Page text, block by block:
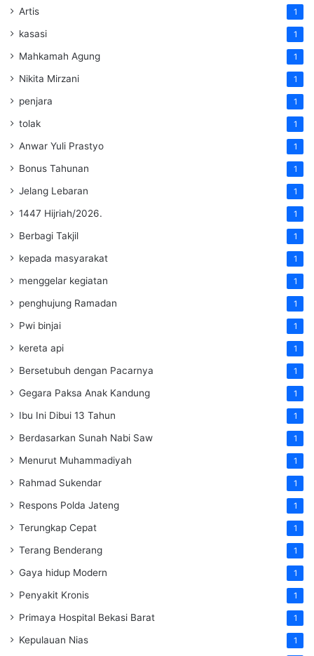
Artis 1
kasasi 1
Mahkamah Agung 1
Nikita Mirzani 1
penjara 1
tolak 1
Anwar Yuli Prastyo 1
Bonus Tahunan 1
Jelang Lebaran 1
1447 Hijriah/2026. 1
Berbagi Takjil 1
kepada masyarakat 1
menggelar kegiatan 1
penghujung Ramadan 1
Pwi binjai 1
kereta api 1
Bersetubuh dengan Pacarnya 1
Gegara Paksa Anak Kandung 1
Ibu Ini Dibui 13 Tahun 1
Berdasarkan Sunah Nabi Saw 1
Menurut Muhammadiyah 1
Rahmad Sukendar 1
Respons Polda Jateng 1
Terungkap Cepat 1
Terang Benderang 1
Gaya hidup Modern 1
Penyakit Kronis 1
Primaya Hospital Bekasi Barat 1
Kepulauan Nias 1